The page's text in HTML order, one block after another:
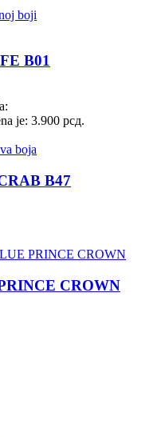
B01
je: 3.900 рсд.
B47
CROWN